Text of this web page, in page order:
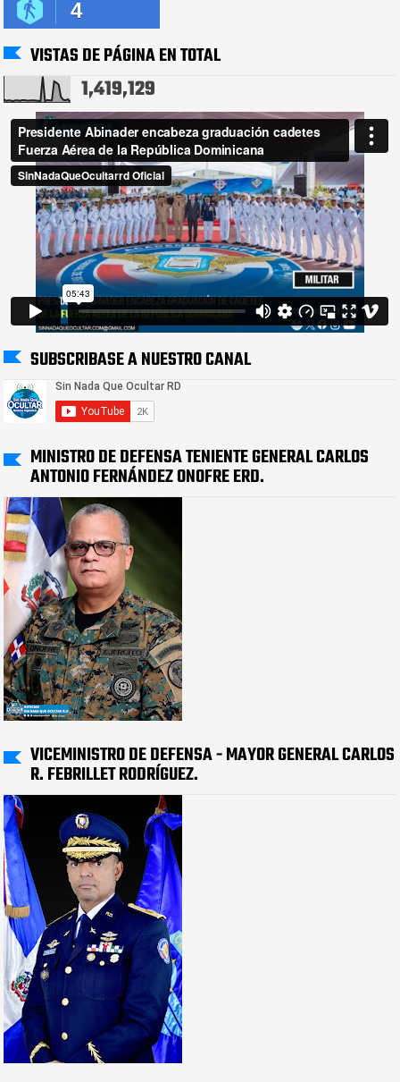
4
VISTAS DE PÁGINA EN TOTAL
1,419,129
SUBSCRIBASE A NUESTRO CANAL
MINISTRO DE DEFENSA TENIENTE GENERAL CARLOS
ANTONIO FERNÁNDEZ ONOFRE ERD.
VICEMINISTRO DE DEFENSA - MAYOR GENERAL CARLOS
R. FEBRILLET RODRÍGUEZ.